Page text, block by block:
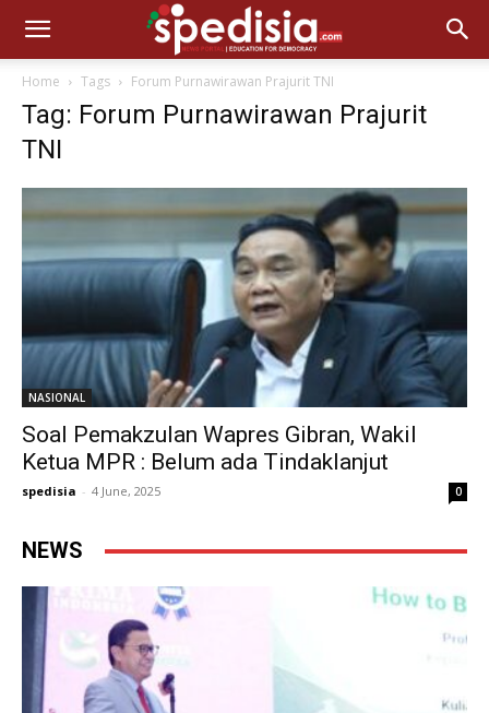
Home Tags Forum Purnawirawan Prajurit TNI
Tag: Forum Purnawirawan Prajurit
TNI
NASIONAL
Soal Pemakzulan Wapres Gibran, Wakil
Ketua MPR : Belum ada Tindaklanjut
spedisia - 4 June, 2025 0
NEWS